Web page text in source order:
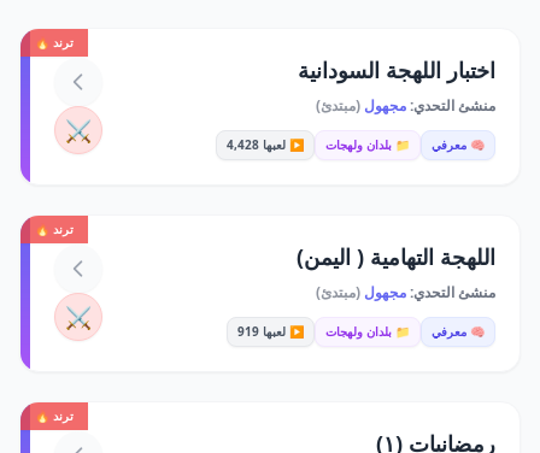
ترند 🔥
اختبار اللهجة السودانية
منشئ التحدي:مجهول (مبتدئ)
🧠 معرفي 📁 بلدان ولهجات ▶️ لعبها 4,428 ⚔️
ترند 🔥
اللهجة التهامية ( اليمن)
منشئ التحدي:مجهول (مبتدئ)
🧠 معرفي 📁 بلدان ولهجات ▶️ لعبها 919 ⚔️
ترند 🔥
رمضانيات (١)